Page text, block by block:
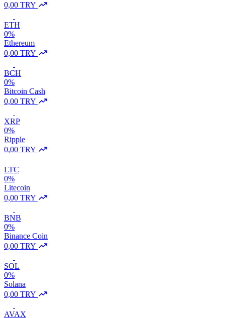
0,00 TRY
ETH
0%
Ethereum
0,00 TRY
BCH
0%
Bitcoin Cash
0,00 TRY
XRP
0%
Ripple
0,00 TRY
LTC
0%
Litecoin
0,00 TRY
BNB
0%
Binance Coin
0,00 TRY
SOL
0%
Solana
0,00 TRY
AVAX